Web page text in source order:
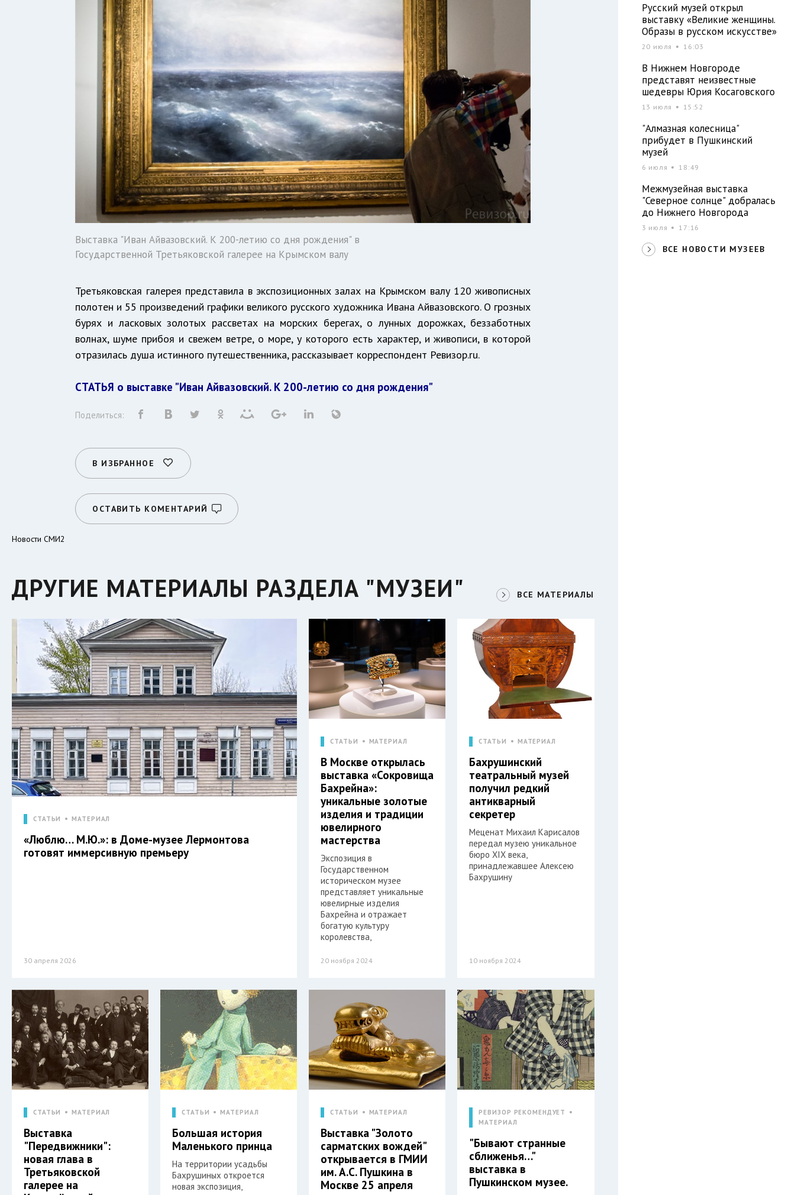
Выставка "Иван Айвазовский. К 200-летию со дня рождения" в
Государственной Третьяковской галерее на Крымском валу
Третьяковская галерея представила в экспозиционных залах на Крымском валу 120 живописных
полотен и 55 произведений графики великого русского художника Ивана Айвазовского. О грозных
бурях и ласковых золотых рассветах на морских берегах, о лунных дорожках, беззаботных
волнах, шуме прибоя и свежем ветре, о море, у которого есть характер, и живописи, в которой
отразилась душа истинного путешественника, рассказывает корреспондент Ревизор.ru.
СТАТЬЯ о выставке "Иван Айвазовский. К 200-летию со дня рождения"
Поделиться:
В ИЗБРАННОЕ
ОСТАВИТЬ КОМЕНТАРИЙ
Новости СМИ2
ДРУГИЕ МАТЕРИАЛЫ РАЗДЕЛА "МУЗЕИ" ВСЕ МАТЕРИАЛЫ
СТАТЬИ МАТЕРИАЛ
«Люблю… М.Ю.»: в Доме-музее Лермонтова
готовят иммерсивную премьеру
30 апреля 2026
СТАТЬИ МАТЕРИАЛ
В Москве открылась
выставка «Сокровища
Бахрейна»:
уникальные золотые
изделия и традиции
ювелирного
мастерства
Экспозиция в
Государственном
историческом музее
представляет уникальные
ювелирные изделия
Бахрейна и отражает
богатую культуру
королевства,
20 ноября 2024
СТАТЬИ МАТЕРИАЛ
Бахрушинский
театральный музей
получил редкий
антикварный
секретер
Меценат Михаил Карисалов
передал музею уникальное
бюро XIX века,
принадлежавшее Алексею
Бахрушину
10 ноября 2024
СТАТЬИ МАТЕРИАЛ
Выставка
"Передвижники":
новая глава в
Третьяковской
галерее на
СТАТЬИ МАТЕРИАЛ
Большая история
Маленького принца
На территории усадьбы
Бахрушиных откроется
новая экспозиция,
СТАТЬИ МАТЕРИАЛ
Выставка "Золото
сарматских вождей"
открывается в ГМИИ
им. А.С. Пушкина в
Москве 25 апреля
РЕВИЗОР РЕКОМЕНДУЕТ
МАТЕРИАЛ
"Бывают странные
сближенья…"
выставка в
Пушкинском музее.
Русский музей открыл
выставку «Великие женщины.
Образы в русском искусстве»
20 июля 16:03
В Нижнем Новгороде
представят неизвестные
шедевры Юрия Косаговского
13 июля 15:52
"Алмазная колесница"
прибудет в Пушкинский
музей
6 июля 18:49
Межмузейная выставка
"Северное солнце" добралась
до Нижнего Новгорода
3 июля 17:16
ВСЕ НОВОСТИ МУЗЕЕВ